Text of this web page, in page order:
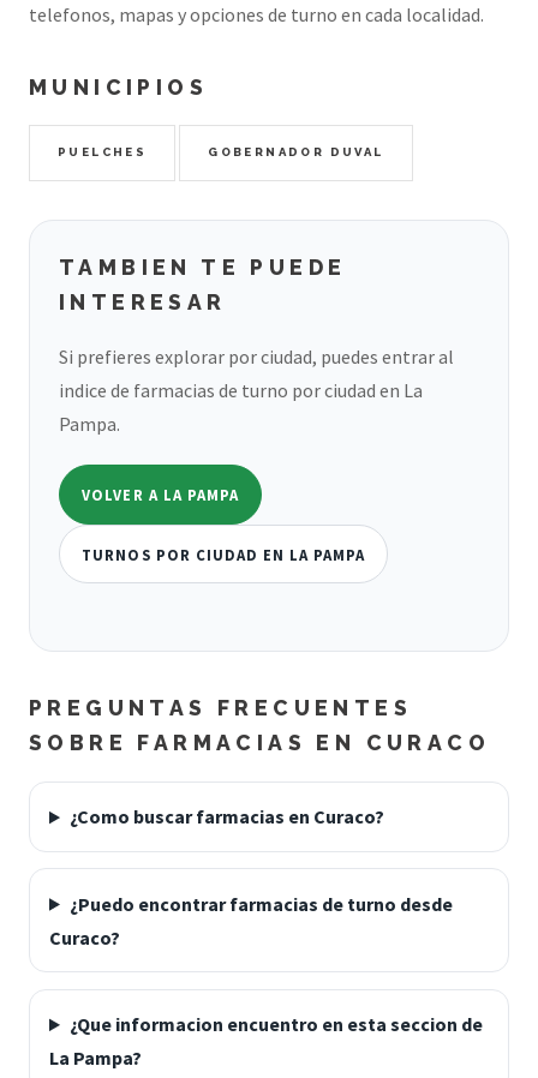
telefonos, mapas y opciones de turno en cada localidad.
MUNICIPIOS
PUELCHES GOBERNADOR DUVAL
TAMBIEN TE PUEDE
INTERESAR
Si prefieres explorar por ciudad, puedes entrar al
indice de farmacias de turno por ciudad en La
Pampa.
VOLVER A LA PAMPA
TURNOS POR CIUDAD EN LA PAMPA
PREGUNTAS FRECUENTES
SOBRE FARMACIAS EN CURACO
¿Como buscar farmacias en Curaco?
¿Puedo encontrar farmacias de turno desde
Curaco?
¿Que informacion encuentro en esta seccion de
La Pampa?